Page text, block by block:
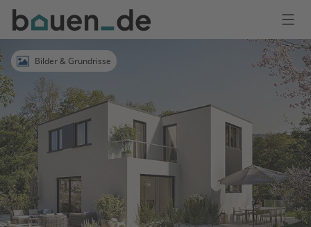
Bauen
Logo
AnmeldenBilder & Grundrisse